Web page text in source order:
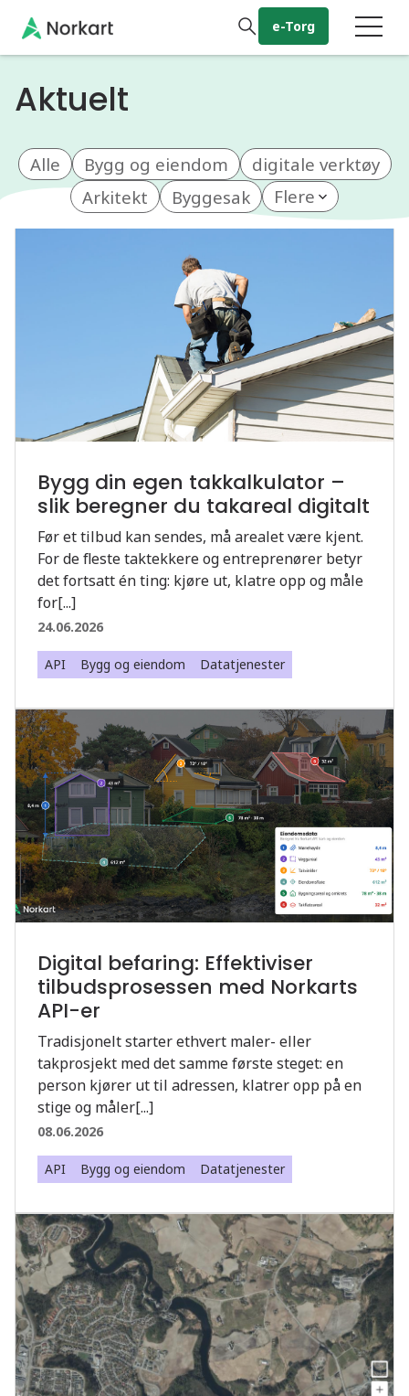
e-Torg
Aktuelt
Alle Bygg og eiendom
digitale verktøy
Arkitekt
Byggesak Flere
Bygg din egen takkalkulator –
slik beregner du takareal digitalt
Før et tilbud kan sendes, må arealet være kjent.
For de fleste taktekkere og entreprenører betyr
det fortsatt én ting: kjøre ut, klatre opp og måle
for[...]
24.06.2026
API Bygg og eiendom Datatjenester
Digital befaring: Effektiviser
tilbudsprosessen med Norkarts
API-er
Tradisjonelt starter ethvert maler- eller
takprosjekt med det samme første steget: en
person kjører ut til adressen, klatrer opp på en
stige og måler[...]
08.06.2026
API Bygg og eiendom Datatjenester